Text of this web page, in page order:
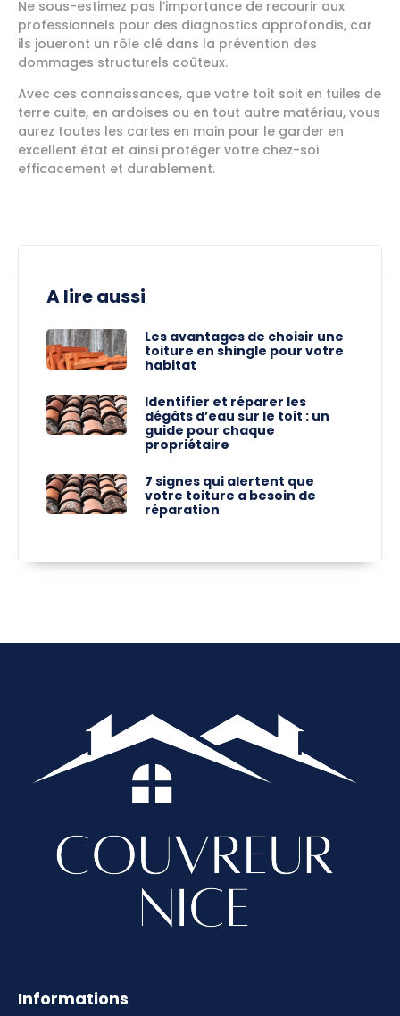
Ne sous-estimez pas l’importance de recourir aux
professionnels pour des diagnostics approfondis, car
ils joueront un rôle clé dans la prévention des
dommages structurels coûteux.
Avec ces connaissances, que votre toit soit en tuiles de
terre cuite, en ardoises ou en tout autre matériau, vous
aurez toutes les cartes en main pour le garder en
excellent état et ainsi protéger votre chez-soi
efficacement et durablement.
A lire aussi
Les avantages de choisir une
toiture en shingle pour votre
habitat
Identifier et réparer les
dégâts d’eau sur le toit : un
guide pour chaque
propriétaire
7 signes qui alertent que
votre toiture a besoin de
réparation
Informations